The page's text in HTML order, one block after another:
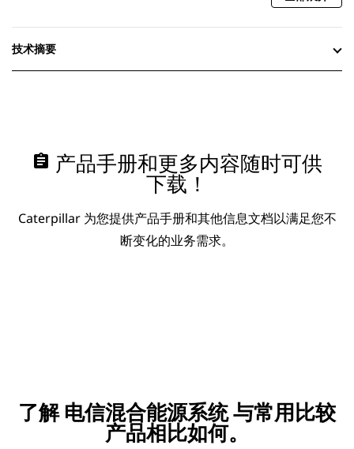
技术摘要
assignment 产品手册和更多内容随时可供
下载！
Caterpillar 为您提供产品手册和其他信息文档以满足您不
断变化的业务需求。
了解 电信混合能源系统 与常用比较
产品相比如何。